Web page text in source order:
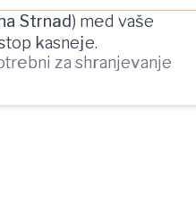
Strnad) med vaše
kasneje.
za shranjevanje